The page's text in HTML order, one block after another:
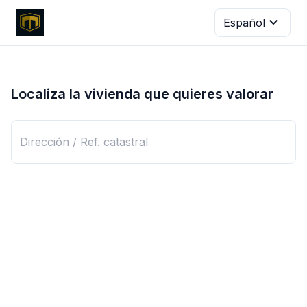
Español expand_more
Localiza la vivienda que quieres valorar